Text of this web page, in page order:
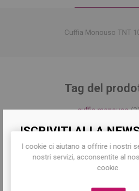
ISCRIVITI ALLA
Iscriviti per conoscere le
offerte e ricevere il10% di
Cuffia Monouso TNT
Tag del
cuffia monouso
Hanno acquistato
I cookie ci aiutano a offrire i nostri
nostri servizi, acconsentite al
cookie.